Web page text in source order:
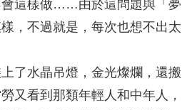
會這樣做……由於這問題與「夢
，不過就是，每次也想不出太
了水晶吊燈，金光燦爛，還搬
又看到那類年輕人和中年人，